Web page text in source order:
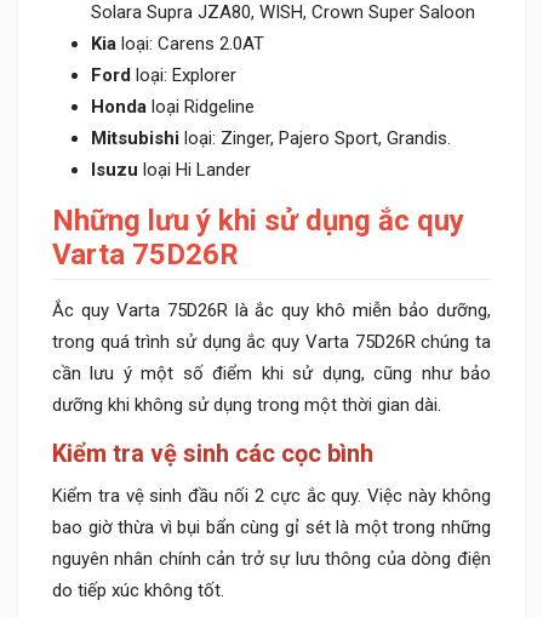
Solara Supra JZA80, WISH, Crown Super Saloon
Kia loại: Carens 2.0AT
Ford loại: Explorer
Honda loại Ridgeline
Mitsubishi loại: Zinger, Pajero Sport, Grandis.
Isuzu loại Hi Lander
Những lưu ý khi sử dụng ắc quy
Varta 75D26R
Ắc quy Varta 75D26R là ắc quy khô miễn bảo dưỡng,
trong quá trình sử dụng ắc quy Varta 75D26R chúng ta
cần lưu ý một số điểm khi sử dụng, cũng như bảo
dưỡng khi không sử dụng trong một thời gian dài.
Kiểm tra vệ sinh các cọc bình
Kiểm tra vệ sinh đầu nối 2 cực ắc quy. Việc này không
bao giờ thừa vì bụi bẩn cùng gỉ sét là một trong những
nguyên nhân chính cản trở sự lưu thông của dòng điện
do tiếp xúc không tốt.